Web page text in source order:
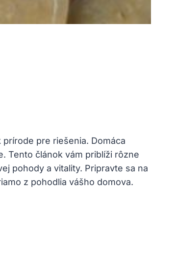
pre riešenia. Domáca
Tento článok vám priblíži rôzne
pohody a vitality. Pripravte sa na
z pohodlia vášho domova.